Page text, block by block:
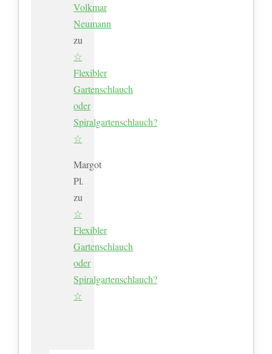
Volkmar
Neumann
zu
☆
Flexibler
Gartenschlauch
oder
Spiralgartenschlauch?
☆
Margot
Pl.
zu
☆
Flexibler
Gartenschlauch
oder
Spiralgartenschlauch?
☆